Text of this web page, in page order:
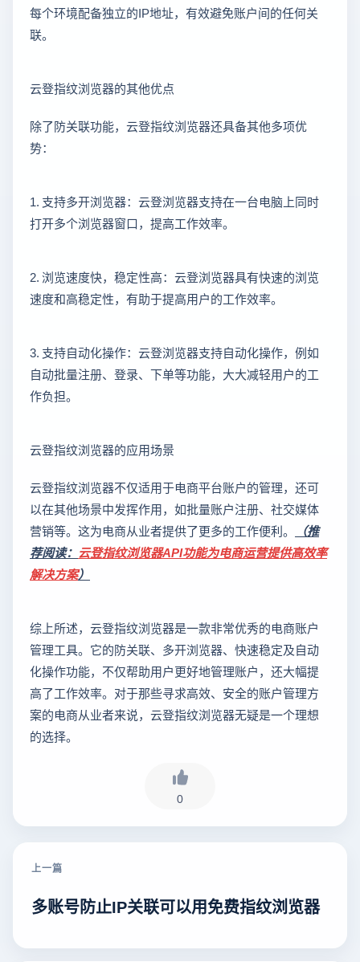
每个环境配备独立的IP地址，有效避免账户间的任何关
联。
云登指纹浏览器的其他优点
除了防关联功能，云登指纹浏览器还具备其他多项优
势：
1. 支持多开浏览器：云登浏览器支持在一台电脑上同时
打开多个浏览器窗口，提高工作效率。
2. 浏览速度快，稳定性高：云登浏览器具有快速的浏览
速度和高稳定性，有助于提高用户的工作效率。
3. 支持自动化操作：云登浏览器支持自动化操作，例如
自动批量注册、登录、下单等功能，大大减轻用户的工
作负担。
云登指纹浏览器的应用场景
云登指纹浏览器不仅适用于电商平台账户的管理，还可
以在其他场景中发挥作用，如批量账户注册、社交媒体
营销等。这为电商从业者提供了更多的工作便利。
（推
荐阅读： 云登指纹浏览器API功能为电商运营提供高效率
解决方案）
综上所述，云登指纹浏览器是一款非常优秀的电商账户
管理工具。它的防关联、多开浏览器、快速稳定及自动
化操作功能，不仅帮助用户更好地管理账户，还大幅提
高了工作效率。对于那些寻求高效、安全的账户管理方
案的电商从业者来说，云登指纹浏览器无疑是一个理想
的选择。
0
上一篇
多账号防止IP关联可以用免费指纹浏览器